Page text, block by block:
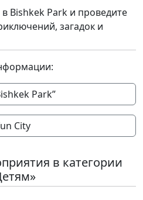
Bishkek Park и проведите
загадок и
Park”
City
в категории